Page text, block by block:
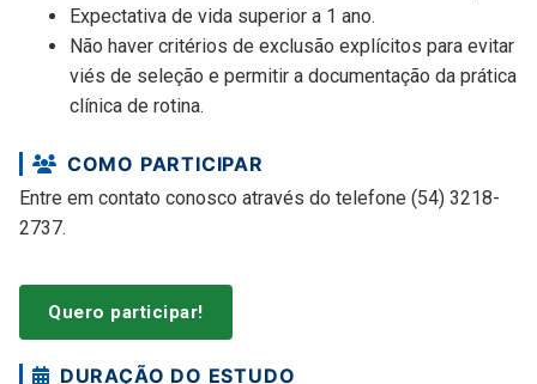
Expectativa de vida superior a 1 ano.
Não haver critérios de exclusão explícitos para evitar
viés de seleção e permitir a documentação da prática
clínica de rotina.
COMO PARTICIPAR
Entre em contato conosco através do telefone (54) 3218-
2737.
Quero participar!
DURAÇÃO DO ESTUDO